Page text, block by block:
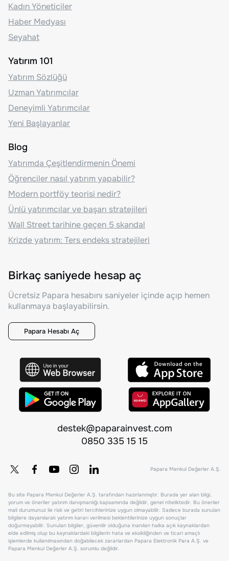
Kadın Yöneticiler
Haber Medyası
Seyahat
Yatırım 101
Yatırım Sözlüğü
Uzman Yatırımcılar
Deneyimli Yatırımcılar
Yeni Başlayanlar
Blog
Yatırımda Çeşitlendirmenin Önemi
Öğrenciler nasıl yatırım yapabilir?
Modern portföy teorisi nedir?
Ünlü yatırımcılar ve başarı stratejileri
Wall Street tarihine geçen 5 skandal
Krizde yatırım: Ters endeks stratejileri
Birkaç saniyede hesap aç
Ücretsiz Papara hesabını saniyeler içinde açıp hemen
kullanmaya başlayabilirsin.
Papara Hesabı Aç
destek@paparainvest.com
0850 335 15 15
Papara Menkul Değerler A.Ş.
Bu site Papara Menkul Değerler A.Ş. tarafından hazırlanmıştır. Burada yer alan bilgi,
yorum ve öneriler yatırım danışmanlığı kapsamında değildir, genel niteliktedir. Bu öneriler
mali durumunuz ile risk ve getiri tercihlerinize uygun olmayabilir. Sadece burada sunulan
bilgilere dayanılarak yatırım kararı verilmesi beklentilerinize uygun sonuçlar
doğurmayabilir. Sunulan bilgiler, güvenilir olduğuna inanılan halka açık kaynaklardan
elde edilmiş olup bu kaynaklardaki bilgilerin hata ve eksikliğinden ve ticari amaçlı
işlemlerde kullanılmasından doğabilecek zararlardan Papara Elektronik Para A.Ş. ve
Papara Menkul Değerler A.Ş. sorumlu değildir.